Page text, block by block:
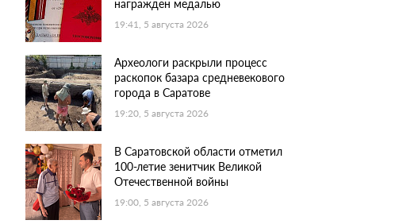
награжден медалью
19:41, 5 августа 2026
Археологи раскрыли процесс
раскопок базара средневекового
города в Саратове
19:20, 5 августа 2026
В Саратовской области отметил
100-летие зенитчик Великой
Отечественной войны
19:00, 5 августа 2026